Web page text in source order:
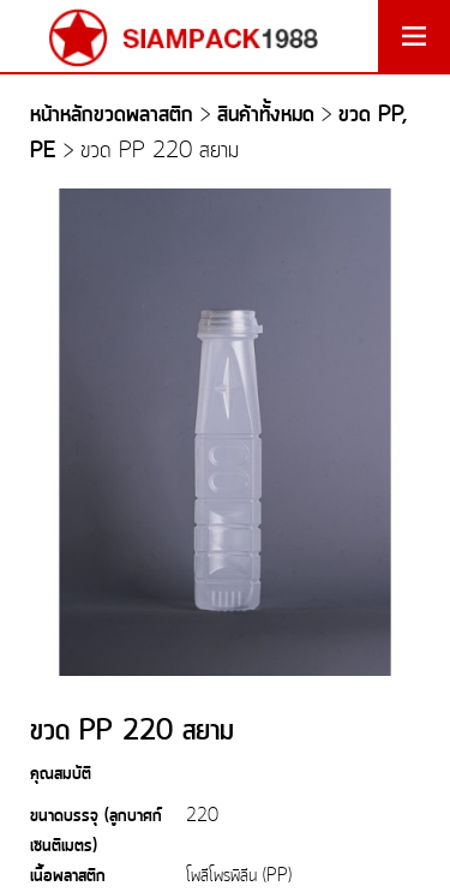
หน้าหลักขวดพลาสติก > สินค้าทั้งหมด > ขวด PP,
PE > ขวด PP 220 สยาม
ขวด PP 220 สยาม
คุณสมบัติ
ขนาดบรรจุ (ลูกบาศก์
เซนติเมตร)
220
เนื้อพลาสติก โพลีโพรพิลีน (PP)